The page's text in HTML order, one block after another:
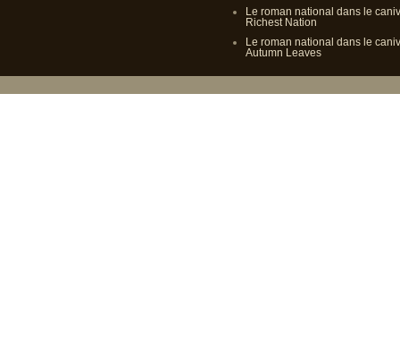
Le roman national dans le
Richest Nation
Le roman national dans le
Autumn Leaves